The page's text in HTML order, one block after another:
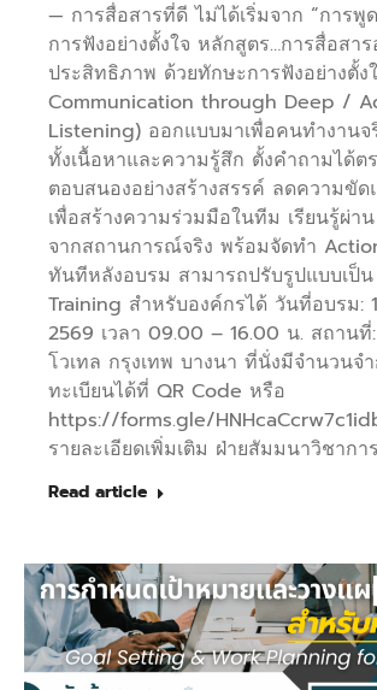
— การสื่อสารที่ดี ไม่ได้เริ่มจาก “การพู
การฟังอย่างตั้งใจ หลักสูตร…การสื่อสา
ประสิทธิภาพ ด้วยทักษะการฟังอย่างตั้ง
Communication through Deep /
Listening) ออกแบบมาเพื่อคนทำงานจ
ทั้งเนื้อหาและความรู้สึก ตั้งคำถามได้ต
ตอบสนองอย่างสร้างสรรค์ ลดความขัด
เพื่อสร้างความร่วมมือในทีม เรียนรู้ผ่า
จากสถานการณ์จริง พร้อมจัดทำ
ทันทีหลังอบรม สามารถปรับรูปแบบเป็
Training สำหรับองค์กรได้ วันที่อบรม:
2569 เวลา 09.00 – 16.00 น. สถานที่
โวเทล กรุงเทพ บางนา ที่นั่งมีจำนวนจ
ทะเบียนได้ที่ QR Code หรือ
https://forms.gle/
รายละเอียดเพิ่มเติม ฝ่ายสัมมนาวิชากา
Read article